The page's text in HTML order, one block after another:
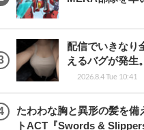
配信でいきなり
えるバグが発生
2026.8.4 Tue 10:41
たわわな胸と異形の髪を
トACT『Swords &